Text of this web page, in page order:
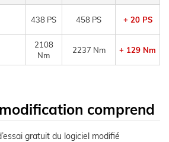
438 PS 458 PS + 20 PS
2108
Nm
2237 Nm + 129 Nm
comprend
gratuit du logiciel modifié